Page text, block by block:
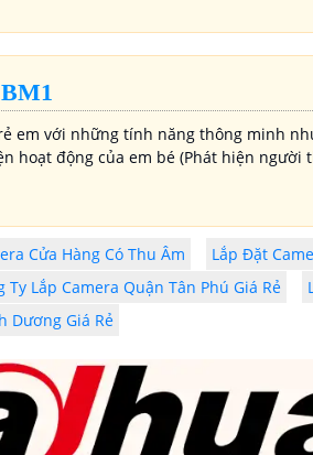
em với những tính năng thông minh
hoạt động của em bé (Phát hiện người
Cửa Hàng Có Thu Âm
Lắp Đặt
Ty Lắp Camera Quận Tân Phú Giá Rẻ
Dương Giá Rẻ